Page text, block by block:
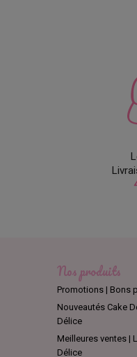
Nos produits
Promotions | Bons
Nouveautés Cake
Délice
Meilleures ventes |
Délice